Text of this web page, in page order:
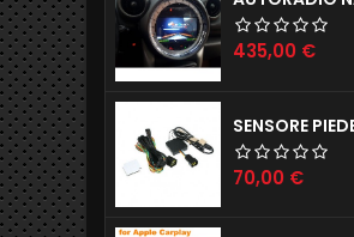
Prezzo
435,00 €
Prezzo
70,00 €